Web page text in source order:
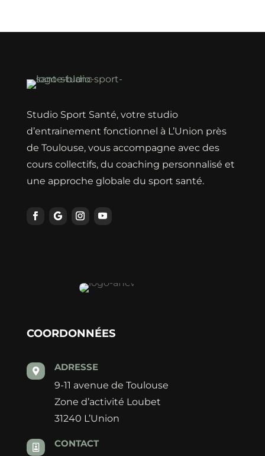
Studio Sport Santé, votre studio
d’entrainement fonctionnel à L’Union près
de Toulouse, vous accompagne avec des
cours collectifs, du coaching personnalisé et
une approche globale du sport santé.
COORDONNÉES

ADRESSE
9-11 avenue de Toulouse
Zone d’activité Loubet
31240 L’Union

CONTACT